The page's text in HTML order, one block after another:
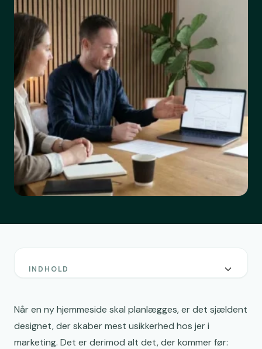
INDHOLD
Lo-fi, hi-fi, statisk og klikbar: Vælg den rigtige
Hvornår wireframes giver mest værdi i jeres proces
Når en ny hjemmeside skal planlægges, er det sjældent
designet, der skaber mest usikkerhed hos jer i
marketing. Det er derimod alt det, der kommer før: